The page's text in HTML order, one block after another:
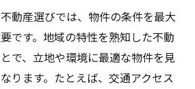
考慮した賢い選び方
性を活かした不動産探しと定期
活かした住まい選び
動産選びでは、物件の条件を最大
です。地域の特性を熟知した不動
で、立地や環境に最適な物件を見
ります。たとえば、交通アクセス